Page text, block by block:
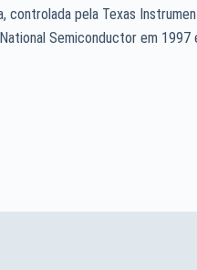
pela Texas
Semiconductor em